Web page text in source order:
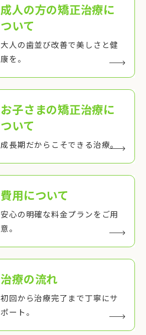
成人の方の矯正治療に
ついて
大人の歯並び改善で美しさと健
康を。
お子さまの矯正治療に
ついて
成長期だからこそできる治療。
費用について
安心の明確な料金プランをご用
意。
治療の流れ
初回から治療完了まで丁寧にサ
ポート。